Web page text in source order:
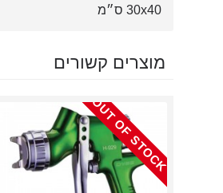
30x40 ס״מ
מוצרים קשורים
OUT OF STOCK